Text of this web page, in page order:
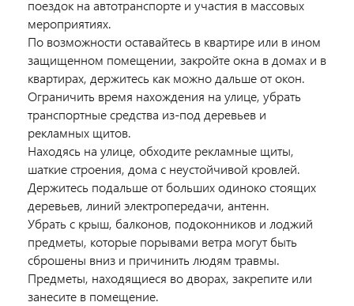
поездок на автотранспорте и участия в массовых
мероприятиях.
По возможности оставайтесь в квартире или в ином
защищенном помещении, закройте окна в домах и в
квартирах, держитесь как можно дальше от окон.
Ограничить время нахождения на улице, убрать
транспортные средства из-под деревьев и
рекламных щитов.
Находясь на улице, обходите рекламные щиты,
шаткие строения, дома с неустойчивой кровлей.
Держитесь подальше от больших одиноко стоящих
деревьев, линий электропередачи, антенн.
Убрать с крыш, балконов, подоконников и лоджий
предметы, которые порывами ветра могут быть
сброшены вниз и причинить людям травмы.
Предметы, находящиеся во дворах, закрепите или
занесите в помещение.